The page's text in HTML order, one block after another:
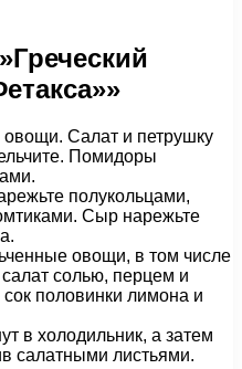
Салат и петрушку
Помидоры
полукольцами,
Сыр нарежьте
овощи, в том числе
солью, перцем и
половинки лимона и
в холодильник, а затем
салатными листьями.